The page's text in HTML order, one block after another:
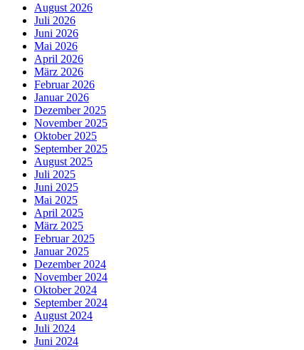
August 2026
Juli 2026
Juni 2026
Mai 2026
April 2026
März 2026
Februar 2026
Januar 2026
Dezember 2025
November 2025
Oktober 2025
September 2025
August 2025
Juli 2025
Juni 2025
Mai 2025
April 2025
März 2025
Februar 2025
Januar 2025
Dezember 2024
November 2024
Oktober 2024
September 2024
August 2024
Juli 2024
Juni 2024